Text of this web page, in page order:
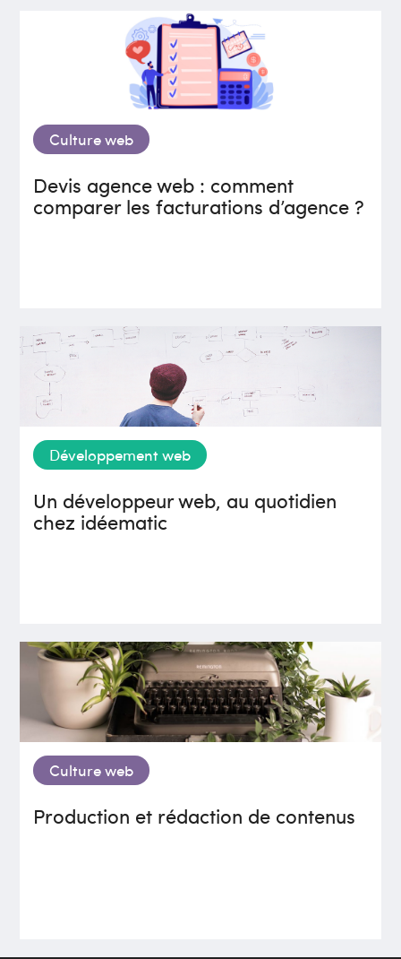
Culture web
Devis agence web : comment
comparer les facturations d’agence ?
Développement web
Un développeur web, au quotidien
chez idéematic
Culture web
Production et rédaction de contenus